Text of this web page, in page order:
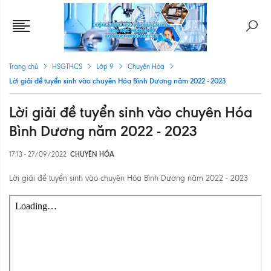
Trang chủ HSGTHCS Lớp 9 Chuyên Hóa
Lời giải đề tuyển sinh vào chuyên Hóa Bình Dương năm 2022 - 2023
Lời giải đề tuyển sinh vào chuyên Hóa
Bình Dương năm 2022 - 2023
17:13 - 27/09/2022 CHUYÊN HÓA
Lời giải đề tuyển sinh vào chuyên Hóa Bình Dương năm 2022 - 2023